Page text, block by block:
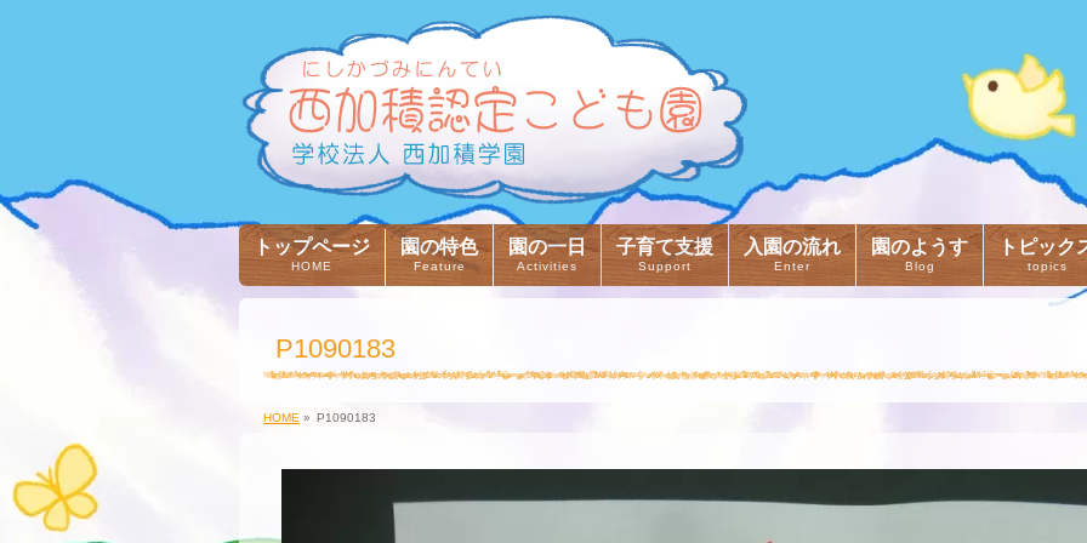
トップページ
HOME
園の特色
Feature
園の一日
Activities
子育て支援
Support
入園の流れ
Enter
園のようす
Blog
トピック
topics
P1090183
HOME » P1090183